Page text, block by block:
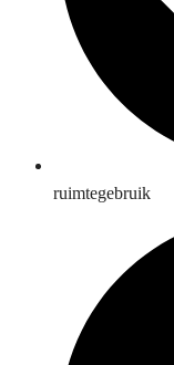
ruimtegebruik